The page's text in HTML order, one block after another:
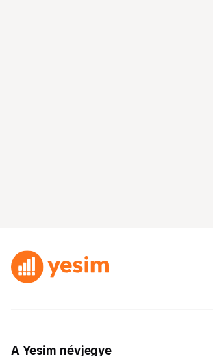
A Yesim névjegye